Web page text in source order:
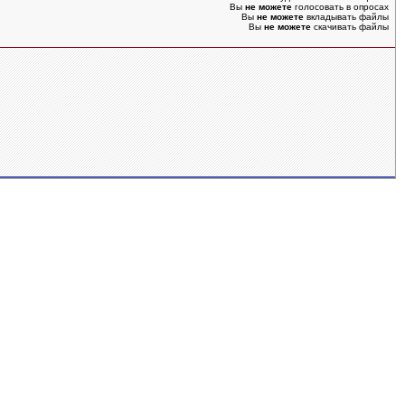
Вы не можете голосовать в опросах
Вы не можете вкладывать файлы
Вы не можете скачивать файлы